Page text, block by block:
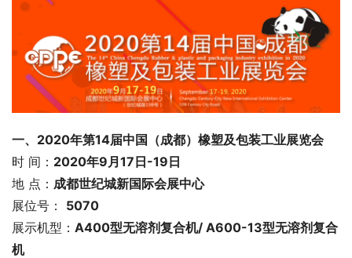
一、2020年第14届中国（成都）橡塑及包装工业展览会
时 间： 2020年9月17日-19日
地 点： 成都世纪城新国际会展中心
展位号： 5070
展示机型： A400型无溶剂复合机/ A600-13型无溶剂复合
机